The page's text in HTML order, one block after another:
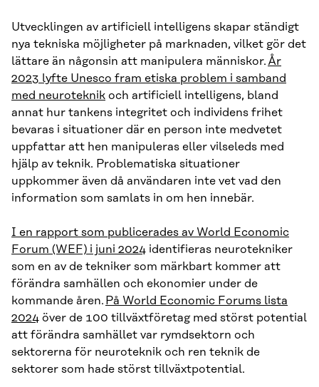
Utvecklingen av artificiell intelligens skapar ständigt
nya tekniska möjligheter på marknaden, vilket gör det
lättare än någonsin att manipulera människor. År
2023 lyfte Unesco fram etiska problem i samband
med neuroteknik och artificiell intelligens, bland
annat hur tankens integritet och individens frihet
bevaras i situationer där en person inte medvetet
uppfattar att hen manipuleras eller vilseleds med
hjälp av teknik. Problematiska situationer
uppkommer även då användaren inte vet vad den
information som samlats in om hen innebär.
I en rapport som publicerades av World Economic
Forum (WEF) i juni 2024 identifieras neurotekniker
som en av de tekniker som märkbart kommer att
förändra samhällen och ekonomier under de
kommande åren. På World Economic Forums lista
2024 över de 100 tillväxtföretag med störst potential
att förändra samhället var rymdsektorn och
sektorerna för neuroteknik och ren teknik de
sektorer som hade störst tillväxtpotential.